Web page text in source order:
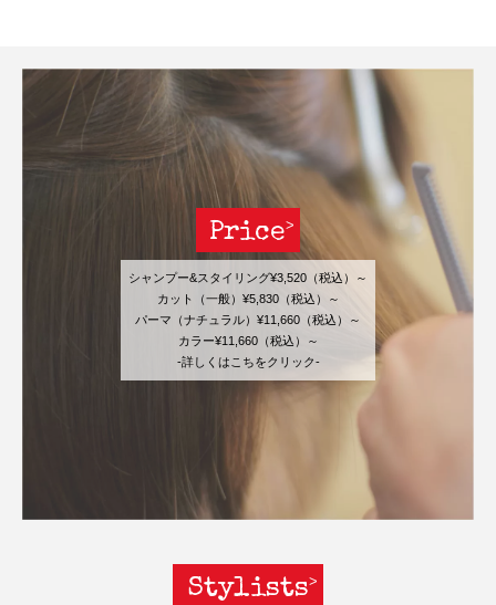
Price
シャンプー&スタイリング¥3,520（税込）～
カット（一般）¥5,830（税込）～
パーマ（ナチュラル）¥11,660（税込）～
カラー¥11,660（税込）～
-詳しくはこちをクリック-
Stylists